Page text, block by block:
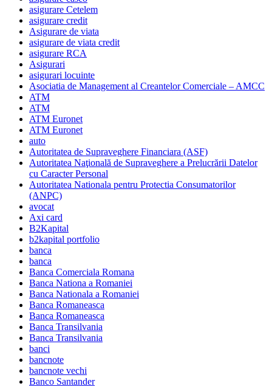
asigurare Cetelem
asigurare credit
Asigurare de viata
asigurare de viata credit
asigurare RCA
Asigurari
asigurari locuinte
Asociatia de Management al Creantelor Comerciale – AMCC
ATM
ATM
ATM Euronet
ATM Euronet
auto
Autoritatea de Supraveghere Financiara (ASF)
Autoritatea Naţională de Supraveghere a Prelucrării Datelor
cu Caracter Personal
Autoritatea Nationala pentru Protectia Consumatorilor
(ANPC)
avocat
Axi card
B2Kapital
b2kapital portfolio
banca
banca
Banca Comerciala Romana
Banca Nationa a Romaniei
Banca Nationala a Romaniei
Banca Romaneasca
Banca Romaneasca
Banca Transilvania
Banca Transilvania
banci
bancnote
bancnote vechi
Banco Santander